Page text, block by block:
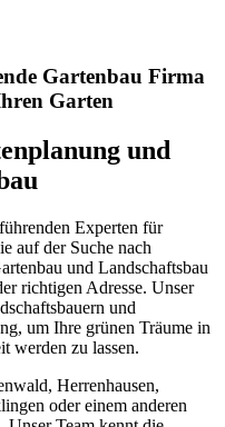
Gartenbau Firma
Garten
und
Experten für
auf der Suche nach
und Landschaftsbau
richtigen Adresse. Unser
und
um Ihre grünen Träume in
werden zu lassen.
Herrenhausen,
oder einem anderen